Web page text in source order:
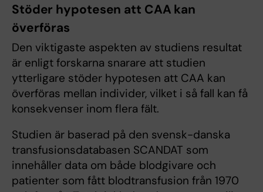
Stöder hypotesen att CAA kan
överföras
Den viktigaste aspekten av studiens resultat
är enligt forskarna snarare att studien
ytterligare stöder hypotesen att CAA kan
överföras mellan individer, vilket i så fall kan få
konsekvenser inom flera fält.
Studien är baserad på den svensk-danska
transfusionsdatabasen SCANDAT som
innehåller data om både blodgivare och
patienter som fått blodtransfusion från 1970